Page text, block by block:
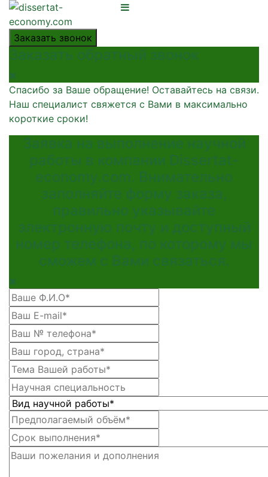
Заказать звонок
Заказать обратный звонок
Спасибо за Ваше обращение! Оставайтесь на связи.
Наш специалист свяжется с Вами в максимально
короткие сроки!
Заявка на выполнение научной
работы в компании Dissertat-
economy.com. Внимательно
заполняйте форму заказа,
правильно указывайте
электронную почту и доступный
номер телефона, по которому мы
сможем с Вами связаться.